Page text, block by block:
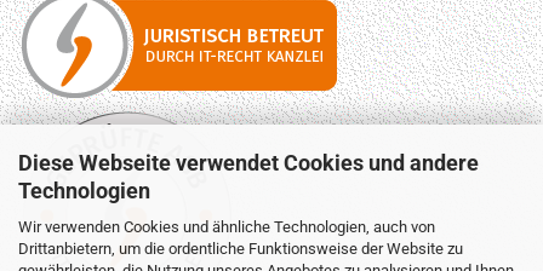
Diese Webseite verwendet Cookies und andere
Technologien
Wir verwenden Cookies und ähnliche Technologien, auch von
Drittanbietern, um die ordentliche Funktionsweise der Website zu